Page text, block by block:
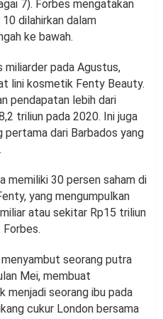
7). Forbes mengatakan
dilahirkan dalam
ke bawah.
miliarder pada Agustus,
lini kosmetik Fenty Beauty.
pendapatan lebih dari
triliun pada 2020. Ini juga
pertama dari Barbados yang
memiliki 30 persen saham di
yang mengumpulkan
atau sekitar Rp15 triliun
Forbes.
seorang putra
Mei, membuat
menjadi seorang ibu pada
cukur London bersama